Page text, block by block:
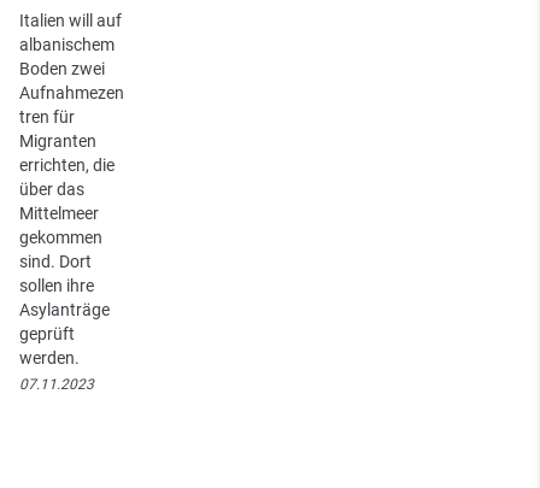
Italien will auf
albanischem
Boden zwei
Aufnahmezen
tren für
Migranten
errichten, die
über das
Mittelmeer
gekommen
sind. Dort
sollen ihre
Asylanträge
geprüft
werden.
07.11.2023